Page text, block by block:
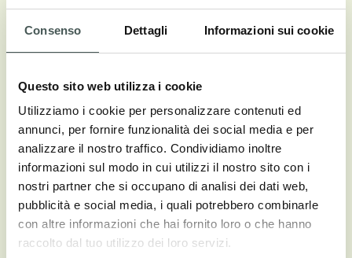
Consenso Dettagli Informazioni sui cookie
Questo sito web utilizza i cookie
Utilizziamo i cookie per personalizzare contenuti ed
annunci, per fornire funzionalità dei social media e per
analizzare il nostro traffico. Condividiamo inoltre
informazioni sul modo in cui utilizzi il nostro sito con i
nostri partner che si occupano di analisi dei dati web,
pubblicità e social media, i quali potrebbero combinarle
con altre informazioni che hai fornito loro o che hanno
raccolto dal tuo utilizzo dei loro servizi.
collaborazione con Friendly Pressure, ha esplorato
il “texture of sound” attraverso un’esperienza audio
multisensoriale.​ Lo spazio di 50 m² è stato
progettato per offrire un ambiente acustico ottimale,
con un soffitto insonorizzato e la nostra moquette a
pelo alto Bari contribuendo a un’esperienza sonora
coinvolgente.
Il sistema audio modulare, progettato da Friendly